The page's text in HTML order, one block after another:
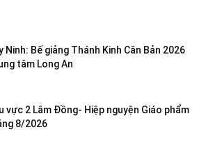
Ninh: Bế giảng Thánh Kinh Căn Bản 2026
tâm Long An
vực 2 Lâm Đồng- Hiệp nguyện Giáo phẩm
8/2026